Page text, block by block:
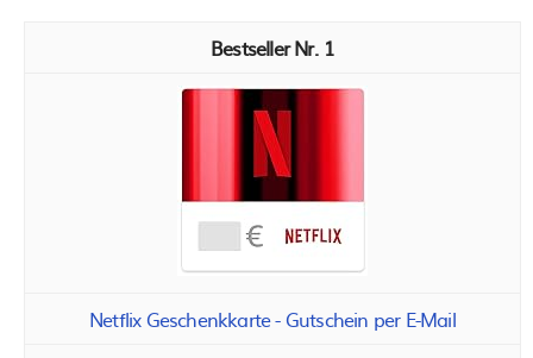
1
Netflix Geschenkkarte - Gutschein per E-Mail